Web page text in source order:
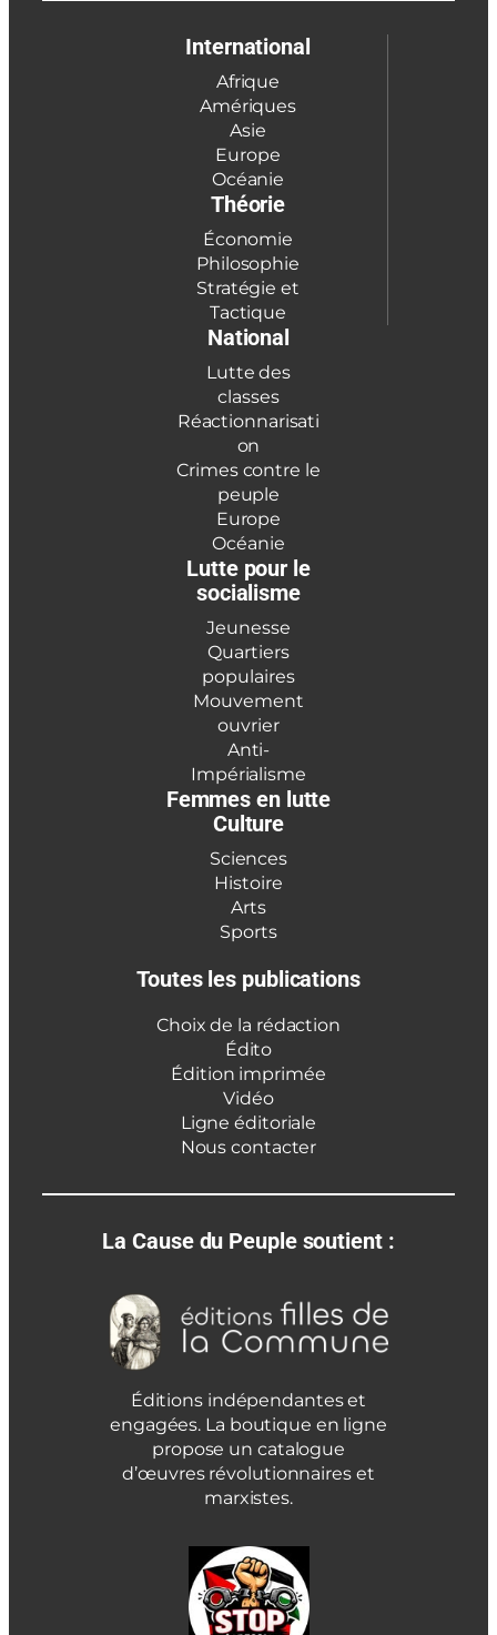
International
Afrique
Amériques
Asie
Europe
Océanie
Théorie
Économie
Philosophie
Stratégie et
Tactique
National
Lutte des
classes
Réactionnarisati
on
Crimes contre le
peuple
Europe
Océanie
Lutte pour le
socialisme
Jeunesse
Quartiers
populaires
Mouvement
ouvrier
Anti-
Impérialisme
Femmes en lutte
Culture
Sciences
Histoire
Arts
Sports
Toutes les publications
Choix de la rédaction
Édito
Édition imprimée
Vidéo
Ligne éditoriale
Nous contacter
La Cause du Peuple soutient :
Éditions indépendantes et
engagées. La boutique en ligne
propose un catalogue
d’œuvres révolutionnaires et
marxistes.